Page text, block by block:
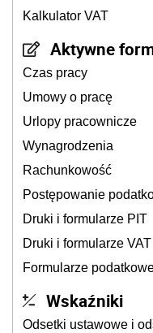
Kalkulator VAT
Aktywne
Czas pracy
Umowy o pracę
Urlopy pracownicze
Wynagrodzenia
Rachunkowość
Postępowanie
Druki i formularze PIT
Druki i formularze VAT
Formularze
Wskaźniki
Odsetki ustawowe i